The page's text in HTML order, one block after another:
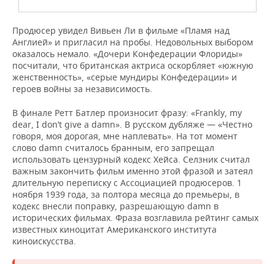
Продюсер увидел Вивьен Ли в фильме «Пламя над
Англией» и пригласил на пробы. Недовольных выбором
оказалось немало. «Дочери Конфедерации Флориды»
посчитали, что британская актриса оскорбляет «южную
женственность», «серые мундиры Конфедерации» и
героев войны за независимость.
В финале Ретт Батлер произносит фразу: «Frankly, my
dear, I don’t give a damn». В русском дубляже — «Честно
говоря, моя дорогая, мне наплевать». На тот момент
слово damn считалось бранным, его запрещал
использовать цензурный кодекс Хейса. Селзник считал
важным закончить фильм именно этой фразой и затеял
длительную переписку с Ассоциацией продюсеров. 1
ноября 1939 года, за полтора месяца до премьеры, в
кодекс внесли поправку, разрешающую damn в
исторических фильмах. Фраза возглавила рейтинг самых
известных киноцитат Американского института
киноискусства.